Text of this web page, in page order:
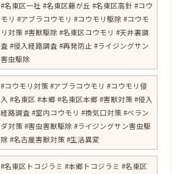
#名東区一社 #名東区藤が丘 #名東区高針 #コウ
モリ #アブラコウモリ #コウモリ駆除 #コウモ
リ対策 #害獣駆除 #名東区コウモリ #天井裏調
査 #侵入経路調査 #再発防止 #ライジングサン
害虫駆除
#コウモリ対策 #アブラコウモリ #コウモリ侵
入 #名東区 #本郷 #名東区本郷 #害獣対策 #侵入
経路調査 #室内コウモリ #換気口対策 #ベラン
ダ対策 #害虫害獣駆除 #ライジングサン害虫駆
除 #名古屋害獣対策 #生活異変
#名東区トコジラミ #本郷トコジラミ #名東区